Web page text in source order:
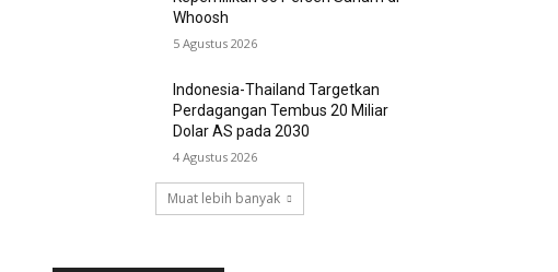
Whoosh
5 Agustus 2026
Indonesia-Thailand Targetkan
Perdagangan Tembus 20 Miliar
Dolar AS pada 2030
4 Agustus 2026
Muat lebih banyak